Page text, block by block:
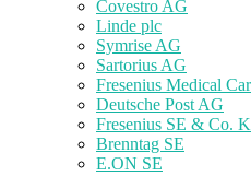
Covestro AG
Linde plc
Symrise AG
Sartorius AG
Fresenius Medical
Deutsche Post AG
Fresenius SE & Co.
Brenntag SE
E.ON SE